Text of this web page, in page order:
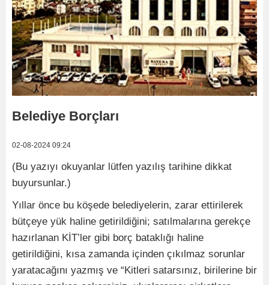
Belediye Borçları
02-08-2024 09:24
(Bu yazıyı okuyanlar lütfen yazılış tarihine dikkat
buyursunlar.)
Yıllar önce bu köşede belediyelerin, zarar ettirilerek
bütçeye yük haline getirildiğini; satılmalarına gerekçe
hazırlanan KİT’ler gibi borç bataklığı haline
getirildiğini, kısa zamanda içinden çıkılmaz sorunlar
yaratacağını yazmış ve “Kitleri satarsınız, birilerine bir